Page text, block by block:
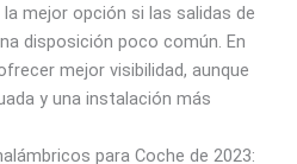
mejor opción si las salidas de
disposición poco común. En
mejor visibilidad, aunque
y una instalación más
para Coche de 2023: